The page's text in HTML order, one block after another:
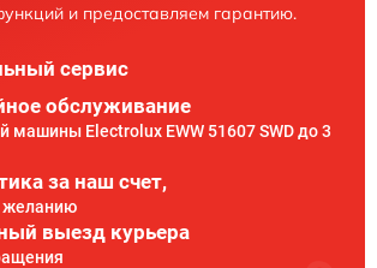
и предоставляем гарантию.
сервис
обслуживание
машины Electrolux EWW 51607 SWD до 3
за наш счет,
желанию
выезд курьера